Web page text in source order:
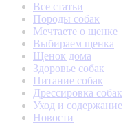
Все статьи
Породы собак
Мечтаете о щенке
Выбираем щенка
Щенок дома
Здоровье собак
Питание собак
Дрессировка собак
Уход и содержание
Новости